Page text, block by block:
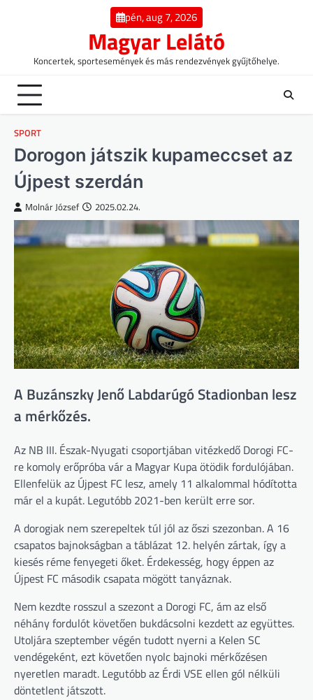
pén, aug 7, 2026
Magyar Lelátó
Koncertek, sportesemények és más rendezvények gyűjtőhelye.
SPORT
Dorogon játszik kupameccset az
Újpest szerdán
Molnár József 2025.02.24.
A Buzánszky Jenő Labdarúgó Stadionban lesz
a mérkőzés.
Az NB III. Észak-Nyugati csoportjában vitézkedő Dorogi FC-
re komoly erőpróba vár a Magyar Kupa ötödik fordulójában.
Ellenfelük az Újpest FC lesz, amely 11 alkalommal hódította
már el a kupát. Legutóbb 2021-ben került erre sor.
A dorogiak nem szerepeltek túl jól az őszi szezonban. A 16
csapatos bajnokságban a táblázat 12. helyén zártak, így a
kiesés réme fenyegeti őket. Érdekesség, hogy éppen az
Újpest FC második csapata mögött tanyáznak.
Nem kezdte rosszul a szezont a Dorogi FC, ám az első
néhány fordulót követően bukdácsolni kezdett az együttes.
Utoljára szeptember végén tudott nyerni a Kelen SC
vendégeként, ezt követően nyolc bajnoki mérkőzésen
nyeretlen maradt. Legutóbb az Érdi VSE ellen gól nélküli
döntetlent játszott.